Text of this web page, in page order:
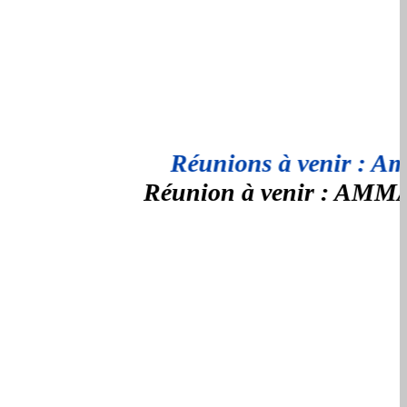
Réunions à venir :
Réunion à venir :